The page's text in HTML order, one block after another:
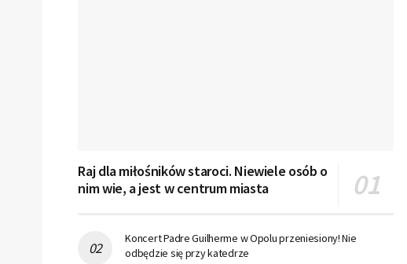
Raj dla miłośników staroci. Niewiele osób o
nim wie, a jest w centrum miasta
Koncert Padre Guilherme w Opolu przeniesiony! Nie
odbędzie się przy katedrze